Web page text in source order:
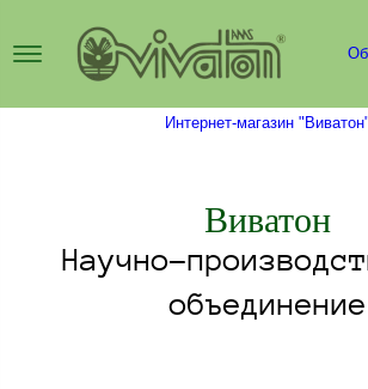
Интернет-магазин "Виватон"
Виватон​
Научно-
объединение​​